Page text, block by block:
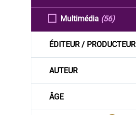
Multimédia (56)
ÉDITEUR / PRODUCTEUR
AUTEUR
ÂGE